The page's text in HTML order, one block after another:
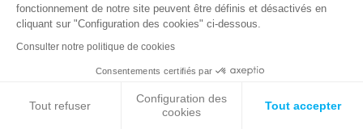
Mentions légales
CGV
Données personnelles
fonctionnement de notre site peuvent être définis et désactivés en
cliquant sur "Configuration des cookies" ci-dessous.
Consulter notre politique de cookies
Consentements certifiés par
Tout refuser
Configuration des
cookies
Tout accepter